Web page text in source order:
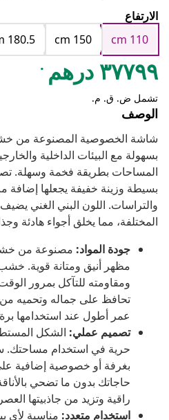
الارتفاع
cm 110
cm 150
180.5
٣٧٧٩٩ درهم .
تشمل ض. ق. م.
الوصف
شاشة الخصوصية المصنوعة من
بسهولة مع البيئات الداخلية
المساحات بطريقة فخمة وسهلة.
بسيطة وزينة خفيفة يجعلها إضافة
والتراسات. اللون البني الغني
المختلفة، مما يخلق أجواء هادئة
جودة المواد: مصنوعة من
مظهر أنيق ومتانة قوية.
ومقاومته للتآكل بمرور
تحافظ على جماله وتحميه من
عمر أطول عند استخدامها
تصميم عملي: الشكل
حرية في استخدام مساحتك.
بغرفة أو خصوصية إضافية
حاجاتك بدون ما تضحي
راقية وتزيد من جاذبيتها
استخدام متعدد: مناسبة لأي